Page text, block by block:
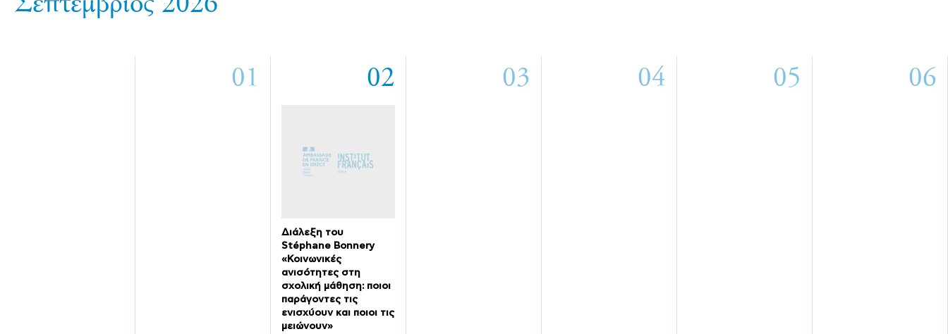
01 02
Διάλεξη του
Stéphane Bonnery
«Κοινωνικές
ανισότητες στη
σχολική μάθηση: ποιοι
παράγοντες τις
ενισχύουν και ποιοι τις
μειώνουν»
03 04 05 06